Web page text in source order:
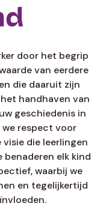
door het begrip
van eerdere
die daaruit zijn
handhaven van
geschiedenis in
respect voor
die leerlingen
elk kind
waarbij we
en tegelijkertijd